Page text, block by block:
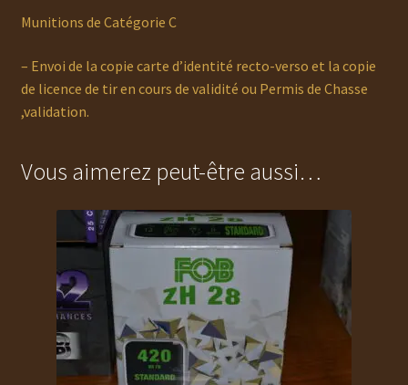
Munitions de Catégorie C
– Envoi de la copie carte d’identité recto-verso et la copie
de licence de tir en cours de validité ou Permis de Chasse
,validation.
Vous aimerez peut-être aussi…